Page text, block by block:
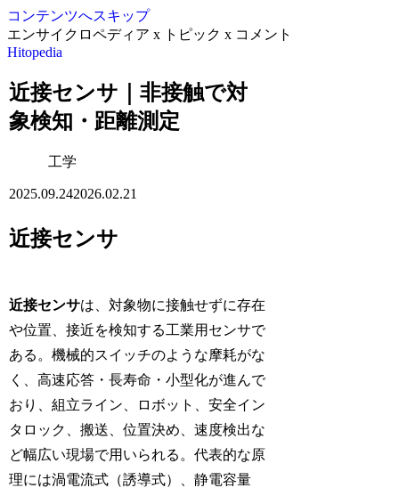
コンテンツへスキップ
エンサイクロペディア x トピック x コメント
Hitopedia
近接センサ｜非接触で対
象検知・距離測定
工学
2025.09.242026.02.21
近接センサ
近接センサは、対象物に接触せずに存在
や位置、接近を検知する工業用センサで
ある。機械的スイッチのような摩耗がな
く、高速応答・長寿命・小型化が進んで
おり、組立ライン、ロボット、安全イン
タロック、搬送、位置決め、速度検出な
ど幅広い現場で用いられる。代表的な原
理には渦電流式（誘導式）、静電容量